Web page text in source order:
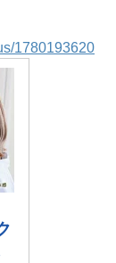
1780193620